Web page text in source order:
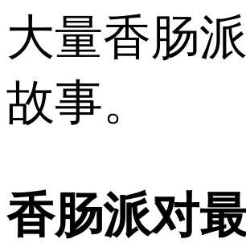
大量香肠
故事。
香肠派对